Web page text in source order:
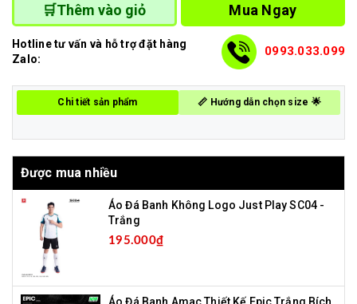
🛒Thêm vào giỏ Mua Ngay
Hotline tư vấn và hỗ trợ đặt hàng
Zalo:
0993.033.099
Chi tiết sản phẩm 📏 Hướng dẫn chọn size 🌟
Được mua nhiều
Áo Đá Banh Không Logo Just Play SC04 -
Trắng
195.000₫
Áo Đá Banh Amac Thiết Kế Epic Trắng Bích